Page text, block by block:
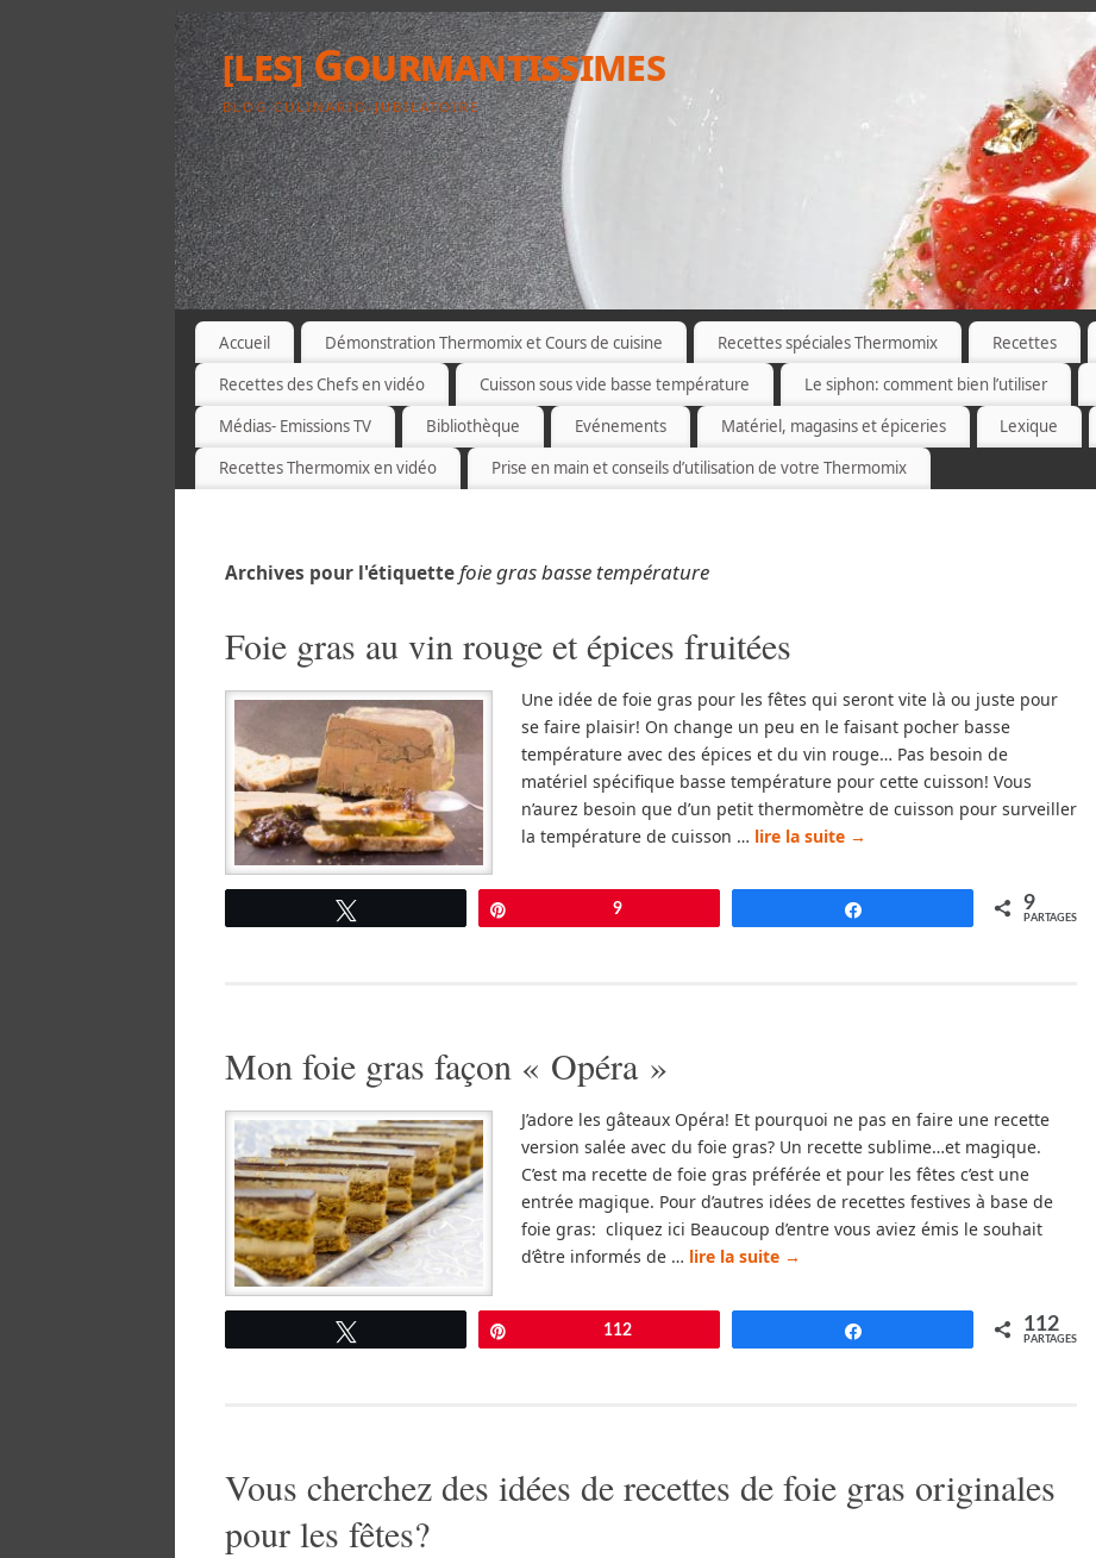
[les] Gourmantissimes
BLOG CULINARIO-JUBILATOIRE
Accueil Démonstration Thermomix et Cours de cuisine Recettes spéciales Thermomix Recettes
Recettes des Chefs en vidéo
Cuisson sous vide basse température Le siphon: comment bien l’utiliser
Médias- Emissions TV
Bibliothèque Evénements Matériel, magasins et épiceries Lexique
Recettes Thermomix en vidéo
Prise en main et conseils d’utilisation de votre Thermomix
Archives pour l'étiquettefoie gras basse température
Foie gras au vin rouge et épices fruitées
Une idée de foie gras pour les fêtes qui seront vite là ou juste pour
se faire plaisir! On change un peu en le faisant pocher basse
température avec des épices et du vin rouge… Pas besoin de
matériel spécifique basse température pour cette cuisson! Vous
n’aurez besoin que d’un petit thermomètre de cuisson pour surveiller
la température de cuisson … lire la suite →
9 9
PARTAGES
Mon foie gras façon « Opéra »
J’adore les gâteaux Opéra! Et pourquoi ne pas en faire une recette
version salée avec du foie gras? Un recette sublime…et magique.
C’est ma recette de foie gras préférée et pour les fêtes c’est une
entrée magique. Pour d’autres idées de recettes festives à base de
foie gras: cliquez ici Beaucoup d’entre vous aviez émis le souhait
d’être informés de … lire la suite →
112 112
PARTAGES
Vous cherchez des idées de recettes de foie gras originales
pour les fêtes?